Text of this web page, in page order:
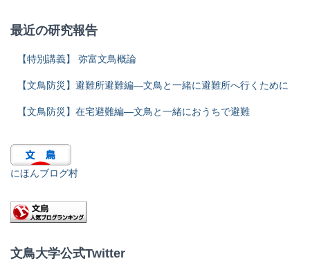
最近の研究報告
【特別講義】 弥富文鳥概論
【文鳥防災】避難所避難編―文鳥と一緒に避難所へ行くために
【文鳥防災】在宅避難編―文鳥と一緒におうちで避難
にほんブログ村
文鳥大学公式Twitter